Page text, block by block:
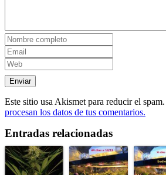
Este sitio usa Akismet para reducir el spam.
procesan los datos de tus comentarios.
Entradas relacionadas